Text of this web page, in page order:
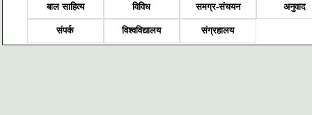
बाल साहित्य विविध समग्र-संचयन अनुवाद
संपर्क विश्वविद्यालय संग्रहालय